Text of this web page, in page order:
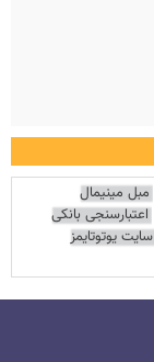
مبل مینیمال
اعتبارسنجی بانکی
سایت یوتوتایمز